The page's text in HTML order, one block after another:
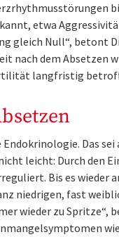
etwa
gleich Null“, betont
nach dem Absetzen
langfristig
Das
leicht: Durch den
Bis es wieder
niedrigen, fast
wieder zu Spritze“,